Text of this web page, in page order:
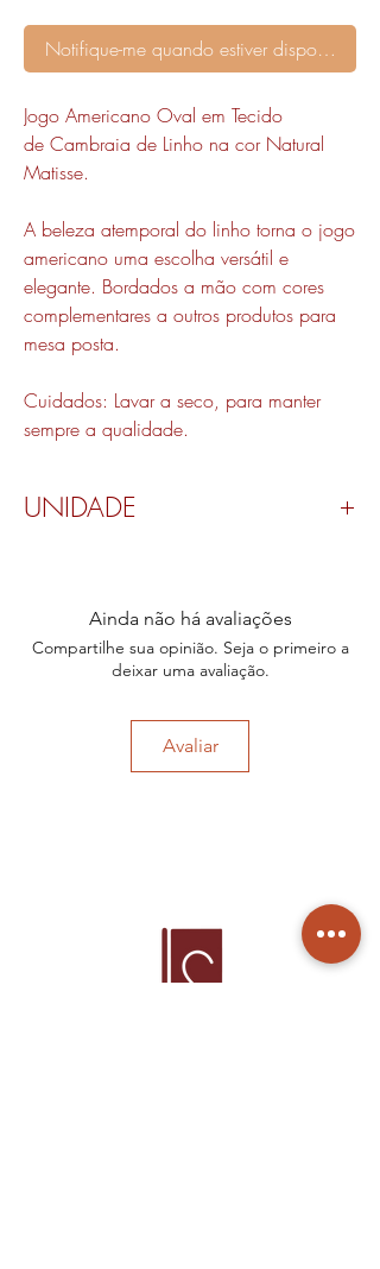
Notifique-me quando estiver disponível
Jogo Americano Oval em Tecido
de Cambraia de Linho na cor Natural
Matisse.
A beleza atemporal do linho torna o jogo
americano uma escolha versátil e
elegante. Bordados a mão com cores
complementares a outros produtos para
mesa posta.
Cuidados: Lavar a seco, para manter
sempre a qualidade.
UNIDADE
Ainda não há avaliações
Compartilhe sua opinião. Seja o primeiro a
deixar uma avaliação.
Avaliar